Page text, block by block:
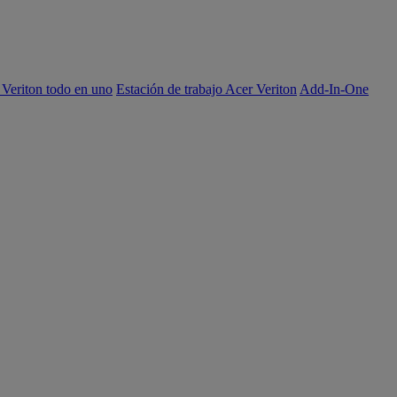
todo en uno Estación de trabajo Acer Veriton Add-In-One